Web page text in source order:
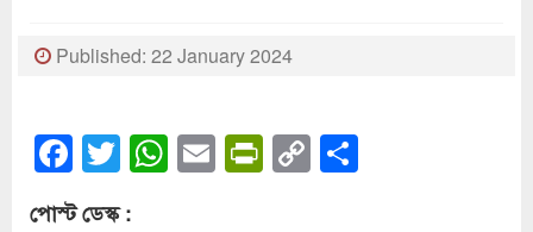
Published: 22 January 2024
Facebook
Twitter
WhatsApp
EmailPrintFriendly
Copy
Link
পোস্ট ডেস্ক :